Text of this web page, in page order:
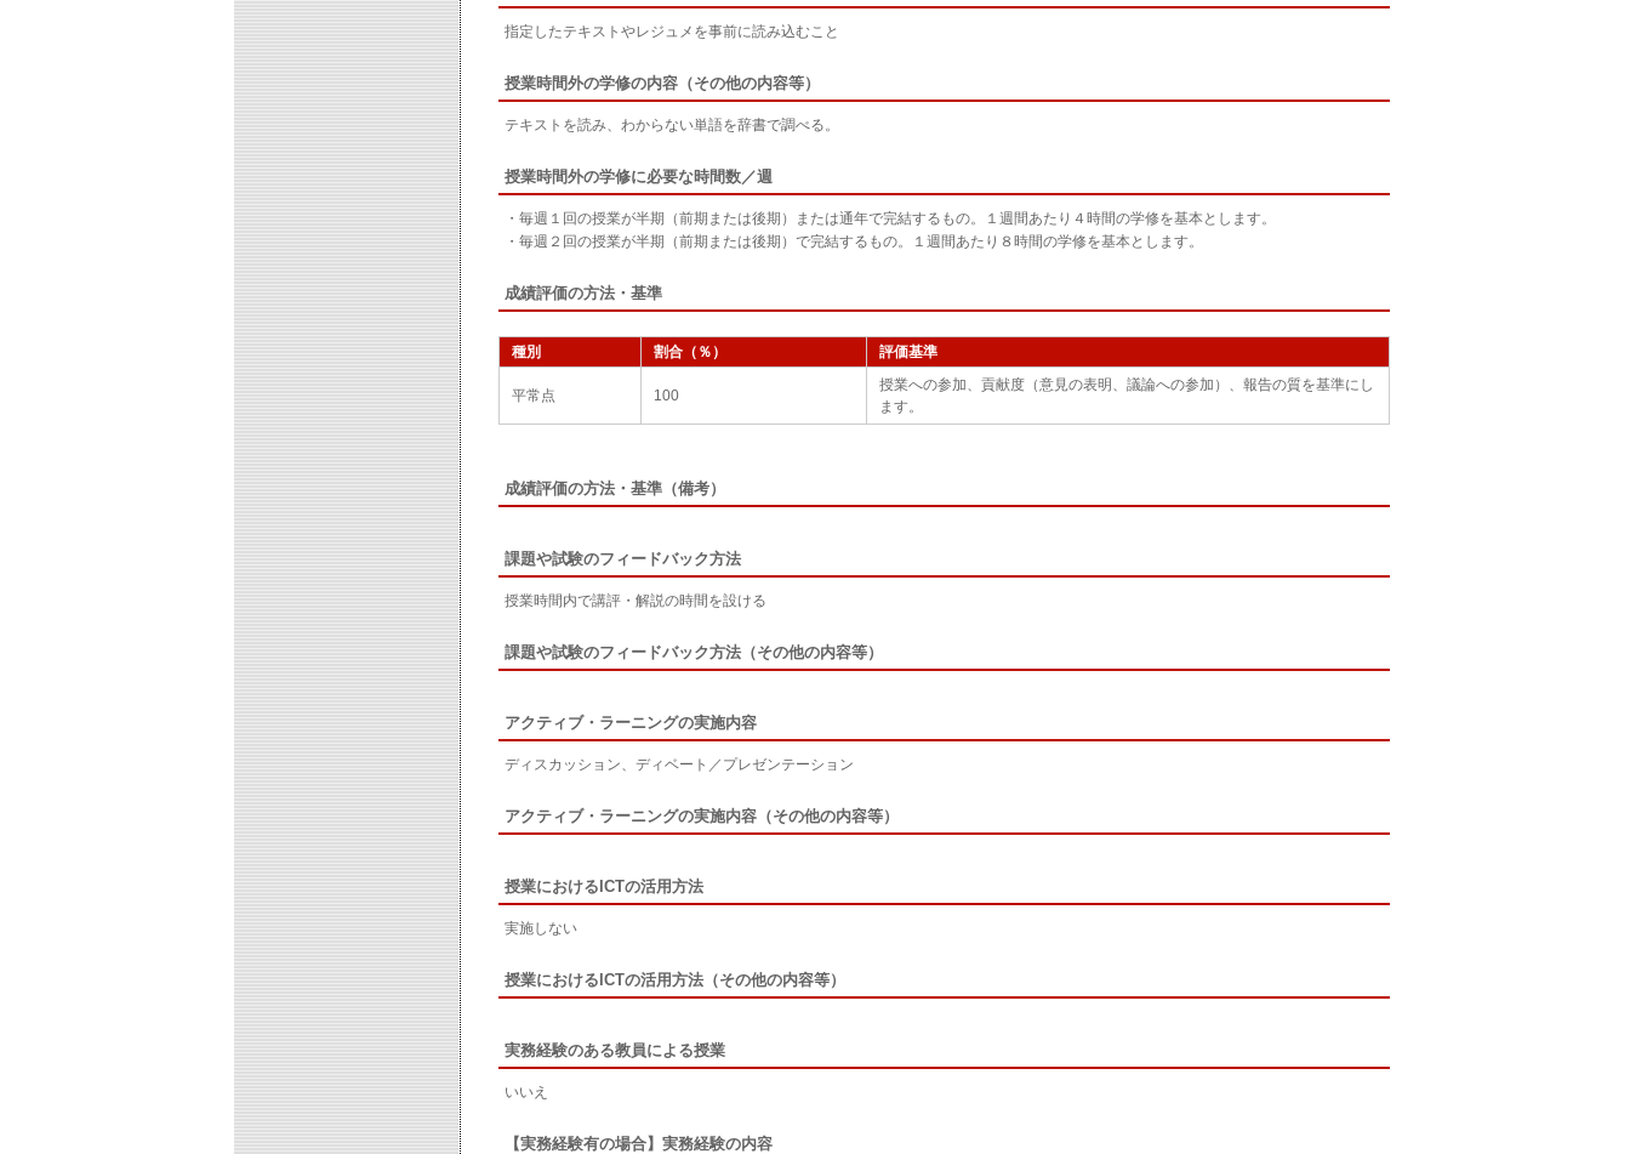
指定したテキストやレジュメを事前に読み込むこと
授業時間外の学修の内容（その他の内容等）
テキストを読み、わからない単語を辞書で調べる。
授業時間外の学修に必要な時間数／週
・毎週１回の授業が半期（前期または後期）または通年で完結するもの。１週間あたり４時間の学修を基本とします。
・毎週２回の授業が半期（前期または後期）で完結するもの。１週間あたり８時間の学修を基本とします。
成績評価の方法・基準
種別 割合（％） 評価基準
平常点 100
授業への参加、貢献度（意見の表明、議論への参加）、報告の質を基準にし
ます。
成績評価の方法・基準（備考）
課題や試験のフィードバック方法
授業時間内で講評・解説の時間を設ける
課題や試験のフィードバック方法（その他の内容等）
アクティブ・ラーニングの実施内容
ディスカッション、ディベート／プレゼンテーション
アクティブ・ラーニングの実施内容（その他の内容等）
授業におけるICTの活用方法
実施しない
授業におけるICTの活用方法（その他の内容等）
実務経験のある教員による授業
いいえ
【実務経験有の場合】実務経験の内容